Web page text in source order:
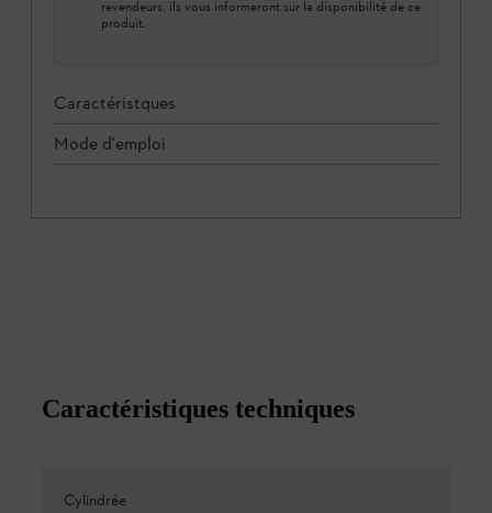
revendeurs, ils vous informeront sur la disponibilité de ce
produit.
Caractéristques
Mode d'emploi
Caractéristiques techniques
Cylindrée